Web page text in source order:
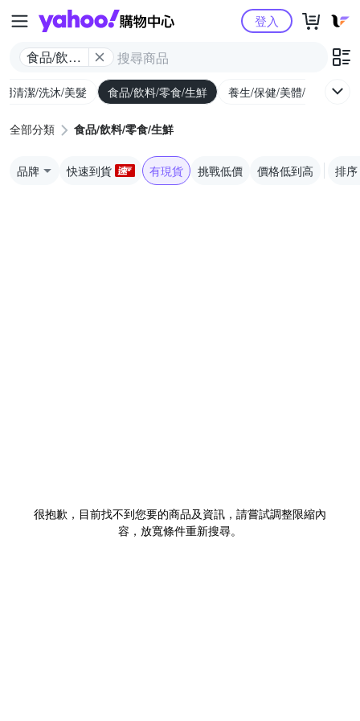
Yahoo購物中心
食品/飲料/
登入
清潔/洗沐/美髮 食品/飲料/零食/生鮮 養生/保健/美體/醫療
全部分類 食品/飲料/零食/生鮮
品牌 快速到貨 有現貨 挑戰低價 價格低到高 排序
很抱歉，目前找不到您要的商品及資訊，請嘗試調整限縮內
容，放寬條件重新搜尋。